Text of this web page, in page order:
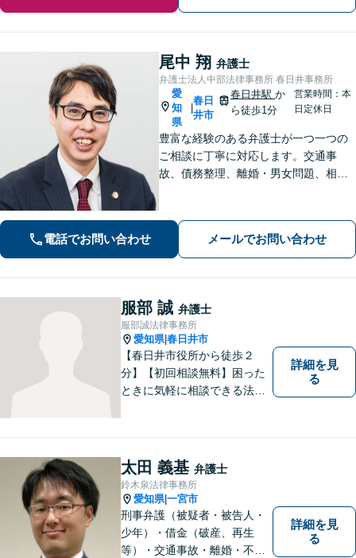
尾中 翔 弁護士
弁護士法人中部法律事務所 春日井事務所
愛
知
県
春日
井市
春日井駅か
ら徒歩1分
営業時間：本
日定休日
豊富な経験のある弁護士が一つ一つの
ご相談に丁寧に対応します。交通事
故、債務整理、離婚・男女問題、相続
ビスを提供します。【相談無料】【電
話・オンライン相談可】【春日井駅
前・名古屋駅前】
電話でお問い合わせ メールでお問い合わせ
服部 誠 弁護士
服部誠法律事務所
愛知県|春日井市
【春日井市役所から徒歩２
分】【初回相談無料】困った
ときに気軽に相談できる法律
できる弁護士を目指していま
す。
詳細を見
る
太田 義基 弁護士
鈴木泉法律事務所
愛知県|一宮市
刑事弁護（被疑者・被告人・
少年）・借金（破産、再生
等）・交通事故・離婚・不貞
詳細を見
る